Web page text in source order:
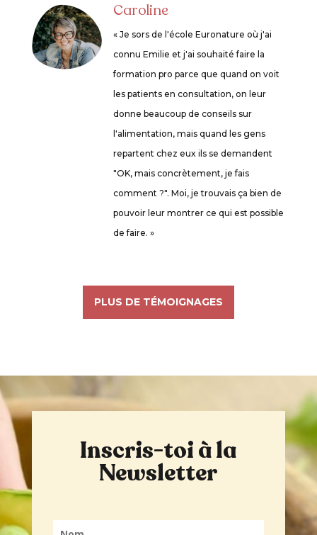
Caroline
« Je sors de l'école Euronature où j'ai
connu Emilie et j'ai souhaité faire la
formation pro parce que quand on voit
les patients en consultation, on leur
donne beaucoup de conseils sur
l'alimentation, mais quand les gens
repartent chez eux ils se demandent
"OK, mais concrètement, je fais
comment ?". Moi, je trouvais ça bien de
pouvoir leur montrer ce qui est possible
de faire. »
PLUS DE TÉMOIGNAGES
Inscris-toi à la
Newsletter